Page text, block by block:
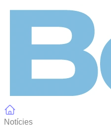
Notícies